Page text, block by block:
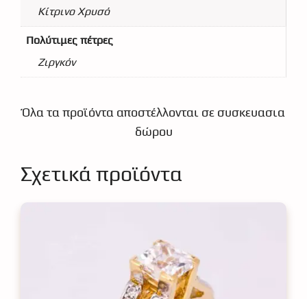
Κίτρινο Χρυσό
Πολύτιμες πέτρες
Ζιργκόν
Όλα τα προϊόντα αποστέλλονται σε συσκευασια
δώρου
Σχετικά προϊόντα